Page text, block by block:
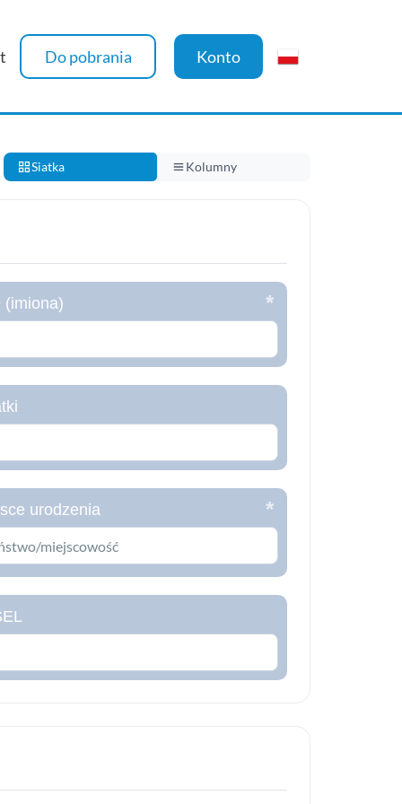
Do pobrania Konto
Siatka Kolumny
(imiona)
urodzenia